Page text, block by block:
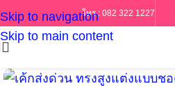
Skip to navigation
Skip to main content
โทร : 082 322 1227